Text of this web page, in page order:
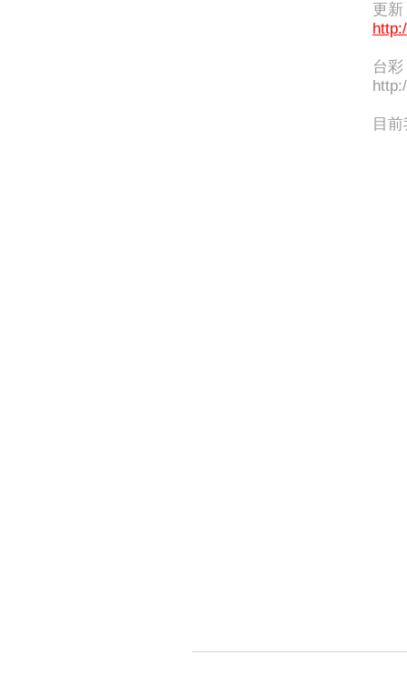
更新
台
目